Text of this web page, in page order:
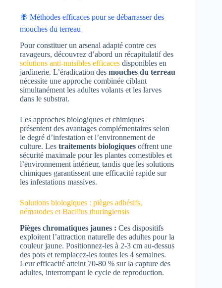
🪰 Méthodes efficaces pour se débarrasser des
mouches du terreau
Pour constituer un arsenal adapté contre ces
ravageurs, découvrez d’abord un récapitulatif des
solutions anti-nuisibles efficaces disponibles en
jardinerie. L’éradication des mouches du terreau
nécessite une approche combinée ciblant
simultanément les adultes volants et les larves
dans le substrat.
Les approches biologiques et chimiques
présentent des avantages complémentaires selon
le degré d’infestation et l’environnement de
culture. Les traitements biologiques offrent une
sécurité maximale pour les plantes comestibles et
l’environnement intérieur, tandis que les solutions
chimiques garantissent une efficacité rapide sur
les infestations massives.
Solutions biologiques : pièges adhésifs,
nématodes et Bacillus thuringiensis
Pièges chromatiques jaunes : Ces dispositifs
exploitent l’attraction naturelle des adultes pour la
couleur jaune. Positionnez-les à 2-3 cm au-dessus
des pots et remplacez-les toutes les 4 semaines.
Leur efficacité atteint 70-80 % sur la capture des
adultes, interrompant le cycle de reproduction.